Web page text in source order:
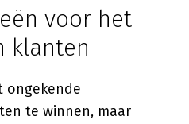
voor het
klanten
ongekende
te winnen, maar